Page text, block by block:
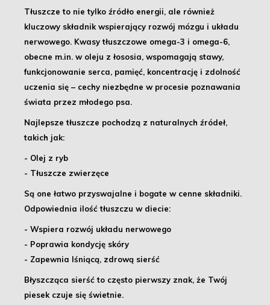
Tłuszcze to nie tylko źródło energii, ale również
kluczowy składnik wspierający rozwój mózgu i układu
nerwowego. Kwasy tłuszczowe omega-3 i omega-6,
obecne m.in. w oleju z łososia, wspomagają stawy,
funkcjonowanie serca, pamięć, koncentrację i zdolność
uczenia się – cechy niezbędne w procesie poznawania
świata przez młodego psa.
Najlepsze tłuszcze pochodzą z naturalnych źródeł,
takich jak:
- Olej z ryb
- Tłuszcze zwierzęce
Są one łatwo przyswajalne i bogate w cenne składniki.
Odpowiednia ilość tłuszczu w diecie:
- Wspiera rozwój układu nerwowego
- Poprawia kondycję skóry
- Zapewnia lśniącą, zdrową sierść
Błyszcząca sierść to często pierwszy znak, że Twój
piesek czuje się świetnie.